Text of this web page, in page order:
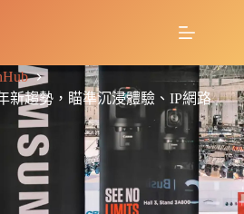
新趨勢，瞄準沉浸體驗、IP網路